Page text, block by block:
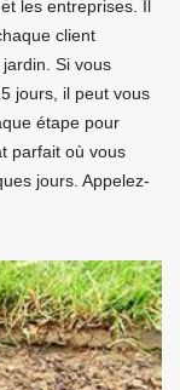
les entreprises. Il
client
Si vous
jours, il peut vous
étape pour
parfait où vous
jours. Appelez-